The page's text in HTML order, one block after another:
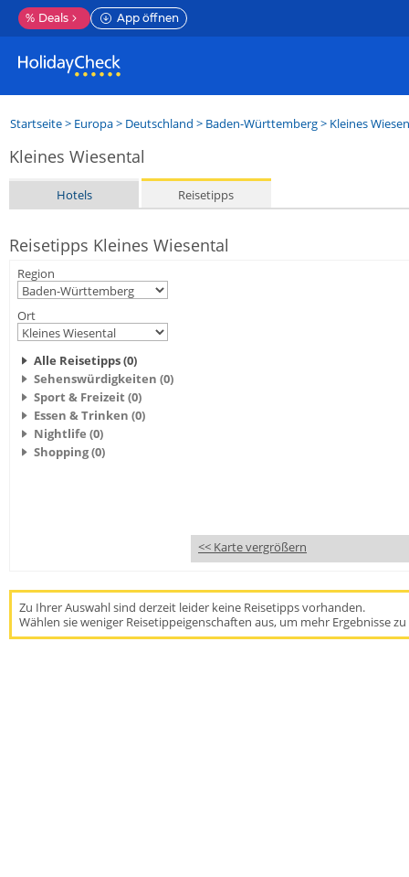
% Deals App öffnen
Startseite> Europa> Deutschland > Baden-Württemberg> Kleines
Kleines Wiesental
Hotels Reisetipps
Reisetipps Kleines Wiesental
Region
Ort
Alle Reisetipps (0)
Sehenswürdigkeiten (0)
Sport & Freizeit (0)
Essen & Trinken (0)
Nightlife (0)
Shopping (0)
<< Karte vergrößern
Zu Ihrer Auswahl sind derzeit leider keine Reisetipps vorhanden.
Wählen sie weniger Reisetippeigenschaften aus, um mehr Ergebnisse